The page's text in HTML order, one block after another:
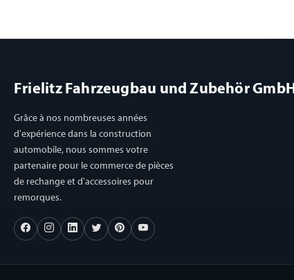
Frielitz Fahrzeugbau und Zubehör GmbH
Grâce à nos nombreuses années
d'expérience dans la construction
automobile, nous sommes votre
partenaire pour le commerce de pièces
de rechange et d'accessoires pour
remorques.